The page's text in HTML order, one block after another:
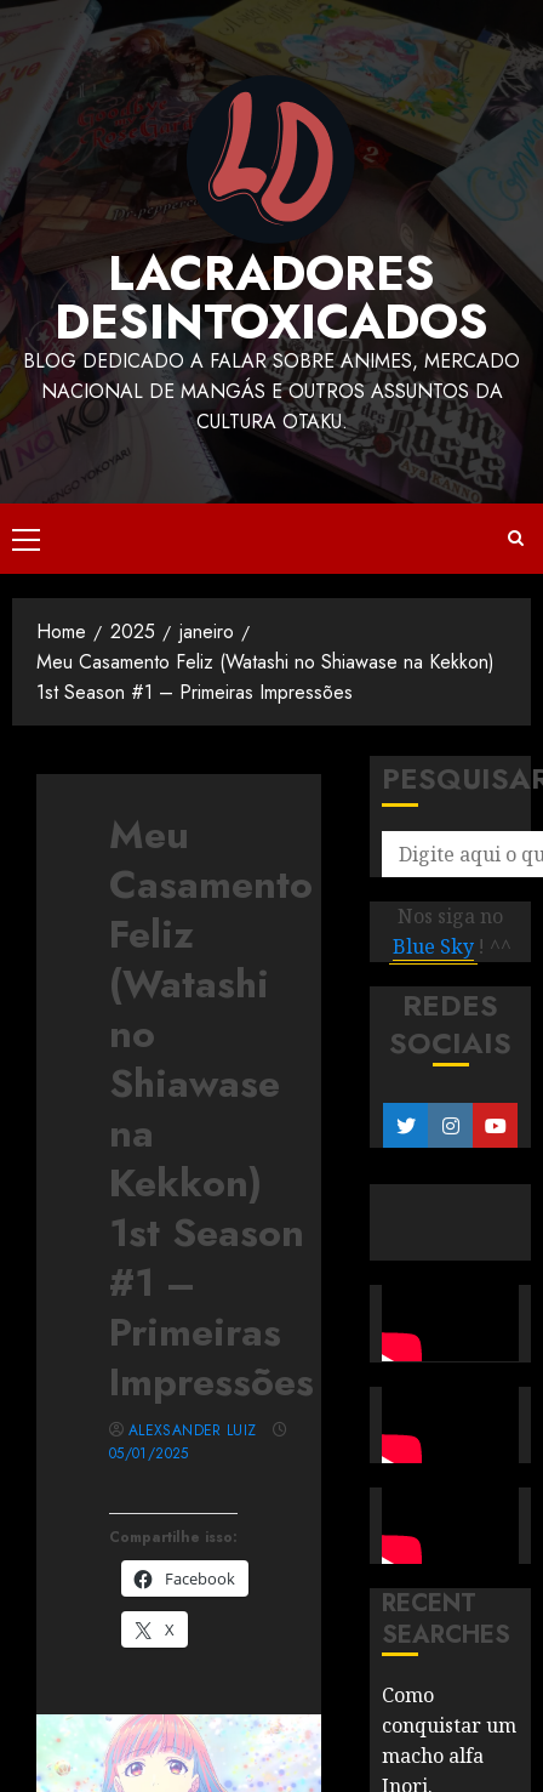
LACRADORES
DESINTOXICADOS
BLOG DEDICADO A FALAR SOBRE ANIMES, MERCADO
NACIONAL DE MANGÁS E OUTROS ASSUNTOS DA
CULTURA OTAKU.
Home 2025
janeiro
Meu Casamento Feliz (Watashi no Shiawase na Kekkon)
1st Season #1 – Primeiras Impressões
Meu
Casamento
Feliz
(Watashi
no
Shiawase
na
Kekkon)
1st Season
#1 –
Primeiras
Impressões
Compartilhe isso:
Facebook
X
ALEXSANDER LUIZ
05/01/2025
Nos siga no
Blue Sky ! ^^
REDES
SOCIAIS
RECENT
SEARCHES
Como
conquistar um
macho alfa
Inori.